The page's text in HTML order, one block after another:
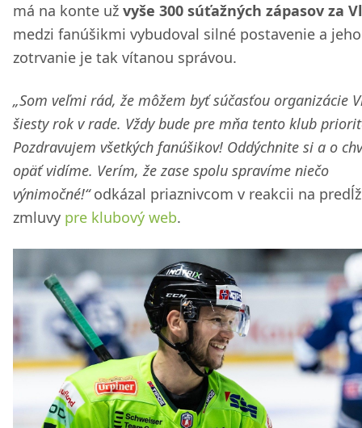
má na konte už vyše 300 súťažných zápasov za
medzi fanúšikmi vybudoval silné postavenie a jeho
zotrvanie je tak vítanou správou.
„Som veľmi rád, že môžem byť súčasťou organizácie
šiesty rok v rade. Vždy bude pre mňa tento klub
Pozdravujem všetkých fanúšikov! Oddýchnite si a o
opäť vidíme. Verím, že zase spolu spravíme niečo
výnimočné!“odkázal priaznivcom v reakcii na
zmluvy pre klubový web.